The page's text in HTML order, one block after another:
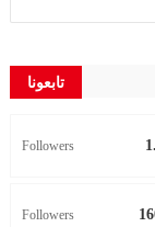
تابعونا
Followers
Followers